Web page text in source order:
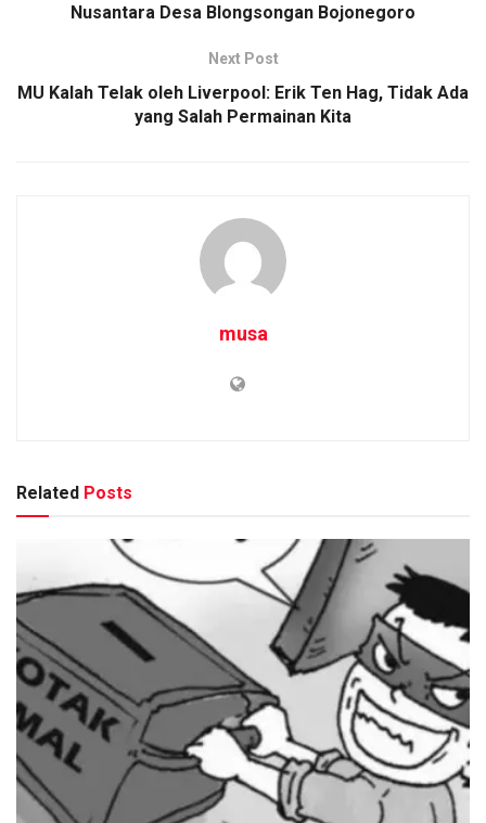
Nusantara Desa Blongsongan Bojonegoro
Next Post
MU Kalah Telak oleh Liverpool: Erik Ten Hag, Tidak Ada
yang Salah Permainan Kita
musa
Related Posts